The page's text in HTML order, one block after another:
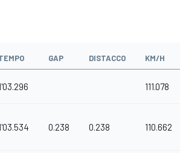
GAP DISTACCO KM/H
111.078
0.238 0.238 110.662